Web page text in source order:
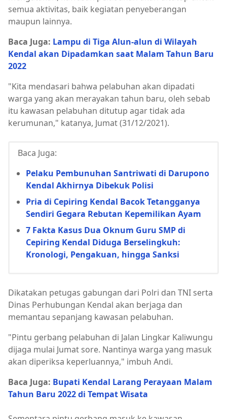
semua aktivitas, baik kegiatan penyeberangan
maupun lainnya.
Baca Juga: Lampu di Tiga Alun-alun di Wilayah
Kendal akan Dipadamkan saat Malam Tahun Baru
2022
"Kita mendasari bahwa pelabuhan akan dipadati
warga yang akan merayakan tahun baru, oleh sebab
itu kawasan pelabuhan ditutup agar tidak ada
kerumunan," katanya, Jumat (31/12/2021).
Baca Juga:
Pelaku Pembunuhan Santriwati di Darupono
Kendal Akhirnya Dibekuk Polisi
Pria di Cepiring Kendal Bacok Tetangganya
Sendiri Gegara Rebutan Kepemilikan Ayam
7 Fakta Kasus Dua Oknum Guru SMP di
Cepiring Kendal Diduga Berselingkuh:
Kronologi, Pengakuan, hingga Sanksi
Dikatakan petugas gabungan dari Polri dan TNI serta
Dinas Perhubungan Kendal akan berjaga dan
memantau sepanjang kawasan pelabuhan.
"Pintu gerbang pelabuhan di Jalan Lingkar Kaliwungu
dijaga mulai Jumat sore. Nantinya warga yang masuk
akan diperiksa keperluannya," imbuh Andi.
Baca Juga: Bupati Kendal Larang Perayaan Malam
Tahun Baru 2022 di Tempat Wisata